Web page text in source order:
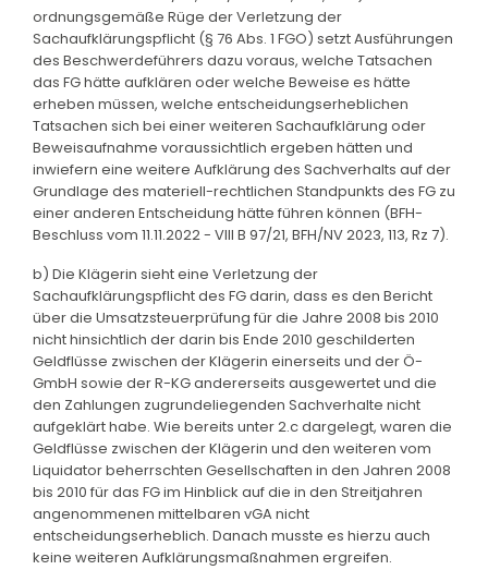
ordnungsgemäße Rüge der Verletzung der
Sachaufklärungspflicht (§ 76 Abs. 1 FGO) setzt Ausführungen
des Beschwerdeführers dazu voraus, welche Tatsachen
das FG hätte aufklären oder welche Beweise es hätte
erheben müssen, welche entscheidungserheblichen
Tatsachen sich bei einer weiteren Sachaufklärung oder
Beweisaufnahme voraussichtlich ergeben hätten und
inwiefern eine weitere Aufklärung des Sachverhalts auf der
Grundlage des materiell-rechtlichen Standpunkts des FG zu
einer anderen Entscheidung hätte führen können (BFH-
Beschluss vom 11.11.2022 - VIII B 97/21, BFH/NV 2023, 113, Rz 7).
b) Die Klägerin sieht eine Verletzung der
Sachaufklärungspflicht des FG darin, dass es den Bericht
über die Umsatzsteuerprüfung für die Jahre 2008 bis 2010
nicht hinsichtlich der darin bis Ende 2010 geschilderten
Geldflüsse zwischen der Klägerin einerseits und der Ö-
GmbH sowie der R-KG andererseits ausgewertet und die
den Zahlungen zugrundeliegenden Sachverhalte nicht
aufgeklärt habe. Wie bereits unter 2.c dargelegt, waren die
Geldflüsse zwischen der Klägerin und den weiteren vom
Liquidator beherrschten Gesellschaften in den Jahren 2008
bis 2010 für das FG im Hinblick auf die in den Streitjahren
angenommenen mittelbaren vGA nicht
entscheidungserheblich. Danach musste es hierzu auch
keine weiteren Aufklärungsmaßnahmen ergreifen.